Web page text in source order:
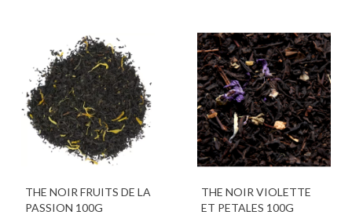
THE NOIR FRUITS DE LA
PASSION 100G
THE NOIR VIOLETTE
ET PETALES 100G